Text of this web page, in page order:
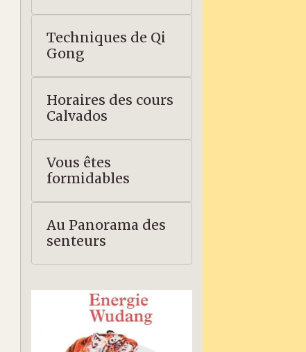
Techniques de Qi
Gong
Horaires des cours
Calvados
Vous êtes
formidables
Au Panorama des
senteurs